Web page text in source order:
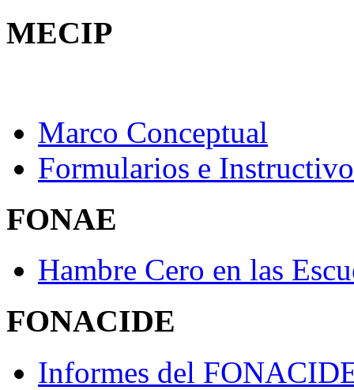
MECIP
Marco Conceptual
Formularios e
FONAE
Hambre Cero en las
FONACIDE
Informes del